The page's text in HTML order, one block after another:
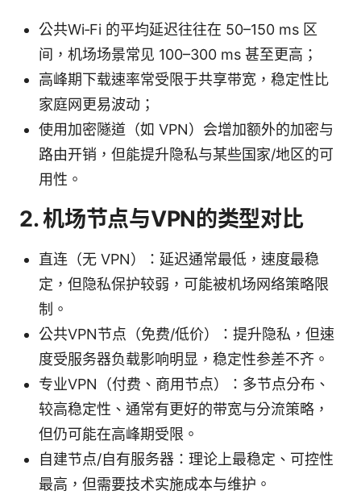
公共Wi‑Fi 的平均延迟往往在 50–150 ms 区
间，机场场景常见 100–300 ms 甚至更高；
高峰期下载速率常受限于共享带宽，稳定性比
家庭网更易波动；
使用加密隧道（如 VPN）会增加额外的加密与
路由开销，但能提升隐私与某些国家/地区的可
用性。
2. 机场节点与VPN的类型对比
直连（无 VPN）：延迟通常最低，速度最稳
定，但隐私保护较弱，可能被机场网络策略限
制。
公共VPN节点（免费/低价）：提升隐私，但速
度受服务器负载影响明显，稳定性参差不齐。
专业VPN（付费、商用节点）：多节点分布、
较高稳定性、通常有更好的带宽与分流策略，
但仍可能在高峰期受限。
自建节点/自有服务器：理论上最稳定、可控性
最高，但需要技术实施成本与维护。